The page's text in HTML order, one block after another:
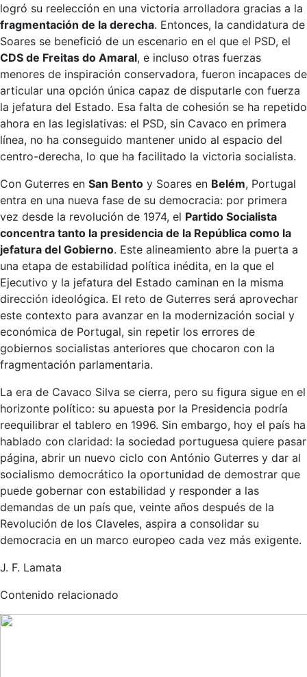
logró su reelección en una victoria arrolladora gracias a la
fragmentación de la derecha. Entonces, la candidatura de
Soares se benefició de un escenario en el que el PSD, el
CDS de Freitas do Amaral, e incluso otras fuerzas
menores de inspiración conservadora, fueron incapaces de
articular una opción única capaz de disputarle con fuerza
la jefatura del Estado. Esa falta de cohesión se ha repetido
ahora en las legislativas: el PSD, sin Cavaco en primera
línea, no ha conseguido mantener unido al espacio del
centro-derecha, lo que ha facilitado la victoria socialista.
Con Guterres en San Bento y Soares en Belém, Portugal
entra en una nueva fase de su democracia: por primera
vez desde la revolución de 1974, el Partido Socialista
concentra tanto la presidencia de la República como la
jefatura del Gobierno. Este alineamiento abre la puerta a
una etapa de estabilidad política inédita, en la que el
Ejecutivo y la jefatura del Estado caminan en la misma
dirección ideológica. El reto de Guterres será aprovechar
este contexto para avanzar en la modernización social y
económica de Portugal, sin repetir los errores de
gobiernos socialistas anteriores que chocaron con la
fragmentación parlamentaria.
La era de Cavaco Silva se cierra, pero su figura sigue en el
horizonte político: su apuesta por la Presidencia podría
reequilibrar el tablero en 1996. Sin embargo, hoy el país ha
hablado con claridad: la sociedad portuguesa quiere pasar
página, abrir un nuevo ciclo con António Guterres y dar al
socialismo democrático la oportunidad de demostrar que
puede gobernar con estabilidad y responder a las
demandas de un país que, veinte años después de la
Revolución de los Claveles, aspira a consolidar su
democracia en un marco europeo cada vez más exigente.
J. F. Lamata
Contenido relacionado